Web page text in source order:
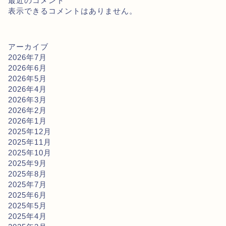
表示できるコメントはありません。
アーカイブ
2026年7月
2026年6月
2026年5月
2026年4月
2026年3月
2026年2月
2026年1月
2025年12月
2025年11月
2025年10月
2025年9月
2025年8月
2025年7月
2025年6月
2025年5月
2025年4月